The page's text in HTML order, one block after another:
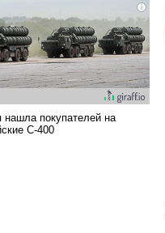
брать на себя
помогать
вперед и